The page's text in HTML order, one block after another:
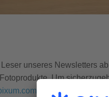
unseres Newsletters
Um
zu deinem E-Mail-